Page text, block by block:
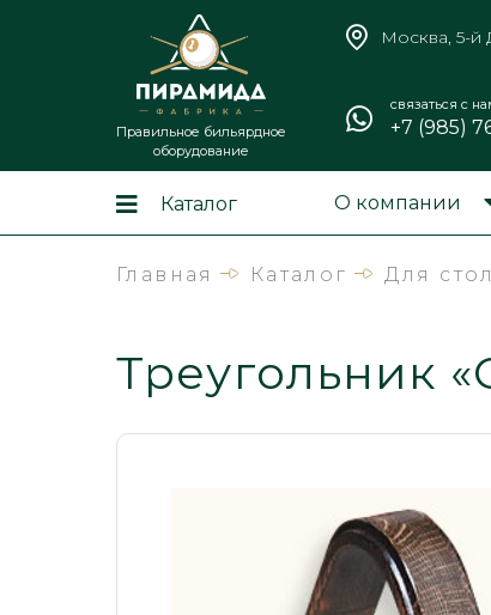
Правильное бильярдное
оборудование
Москва, 5-й
связаться с
+7 (985)
Каталог О компании
Главная Каталог Для
Треугольник